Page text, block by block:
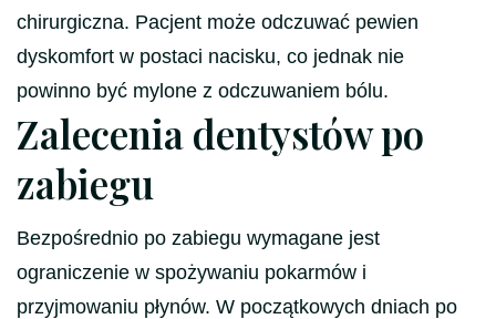
chirurgiczna. Pacjent może odczuwać pewien
dyskomfort w postaci nacisku, co jednak nie
powinno być mylone z odczuwaniem bólu.
Zalecenia dentystów po
zabiegu
Bezpośrednio po zabiegu wymagane jest
ograniczenie w spożywaniu pokarmów i
przyjmowaniu płynów. W początkowych dniach po